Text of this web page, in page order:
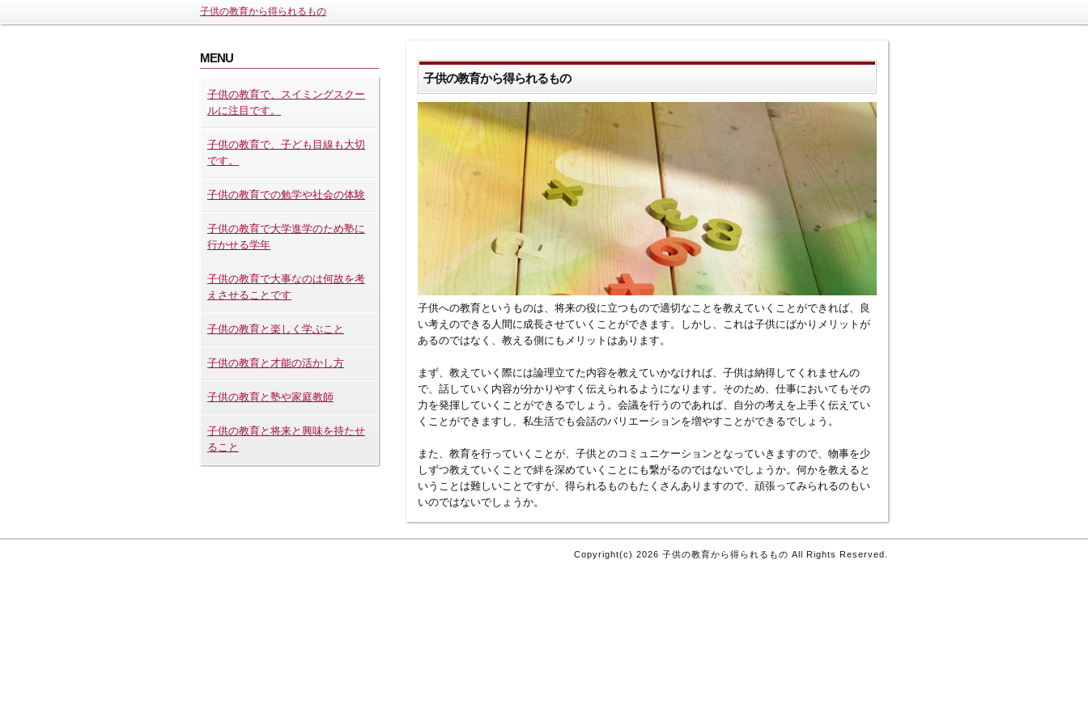
子供の教育から得られるもの
MENU
子供の教育で、スイミングスクー
ルに注目です。
子供の教育で、子ども目線も大切
です。
子供の教育での勉学や社会の体験
子供の教育で大学進学のため塾に
行かせる学年
子供の教育で大事なのは何故を考
えさせることです
子供の教育と楽しく学ぶこと
子供の教育と才能の活かし方
子供の教育と塾や家庭教師
子供の教育と将来と興味を持たせ
ること
子供の教育から得られるもの
子供への教育というものは、将来の役に立つもので適切なことを教えていくことができれば、良
い考えのできる人間に成長させていくことができます。しかし、これは子供にばかりメリットが
あるのではなく、教える側にもメリットはあります。
まず、教えていく際には論理立てた内容を教えていかなければ、子供は納得してくれませんの
で、話していく内容が分かりやすく伝えられるようになります。そのため、仕事においてもその
力を発揮していくことができるでしょう。会議を行うのであれば、自分の考えを上手く伝えてい
くことができますし、私生活でも会話のバリエーションを増やすことができるでしょう。
また、教育を行っていくことが、子供とのコミュニケーションとなっていきますので、物事を少
しずつ教えていくことで絆を深めていくことにも繋がるのではないでしょうか。何かを教えると
いうことは難しいことですが、得られるものもたくさんありますので、頑張ってみられるのもい
いのではないでしょうか。
Copyright(c) 2026 子供の教育から得られるもの All Rights Reserved.